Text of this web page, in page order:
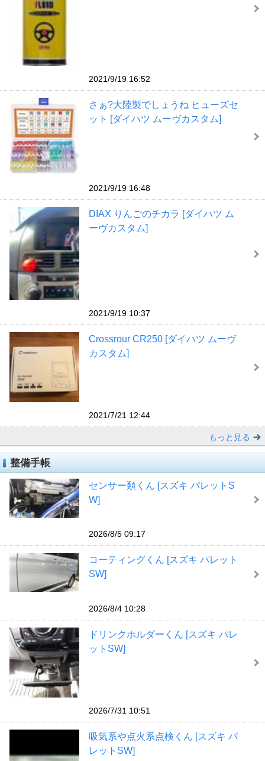
2021/9/19 16:52
さぁ?大陸製でしょうね ヒューズセ
ット [ダイハツ ムーヴカスタム]
2021/9/19 16:48
DIAX りんごのチカラ [ダイハツ ム
ーヴカスタム]
2021/9/19 10:37
Crossrour CR250 [ダイハツ ムーヴ
カスタム]
2021/7/21 12:44
もっと見る
整備手帳
センサー類くん [スズキ パレットS
W]
2026/8/5 09:17
コーティングくん [スズキ パレット
SW]
2026/8/4 10:28
ドリンクホルダーくん [スズキ パレ
ットSW]
2026/7/31 10:51
吸気系や点火系点検くん [スズキ パ
レットSW]